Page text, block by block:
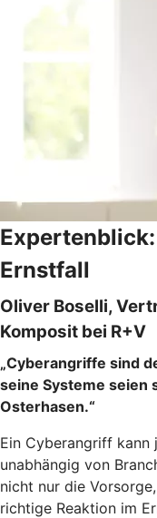
Ernstfall
Oliver Boselli,
Komposit bei R+V
„Cyberangriffe sind
seine Systeme seien
Osterhasen.“
Ein Cyberangriff kann
unabhängig von
nicht nur die
richtige Reaktion im